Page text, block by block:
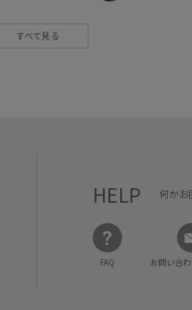
すべて見る
HELP 何かお
FAQ お問い合